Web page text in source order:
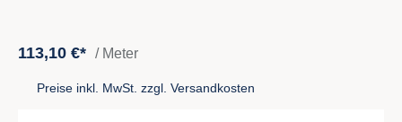
113,10 €* / Meter
Preise inkl. MwSt. zzgl. Versandkosten